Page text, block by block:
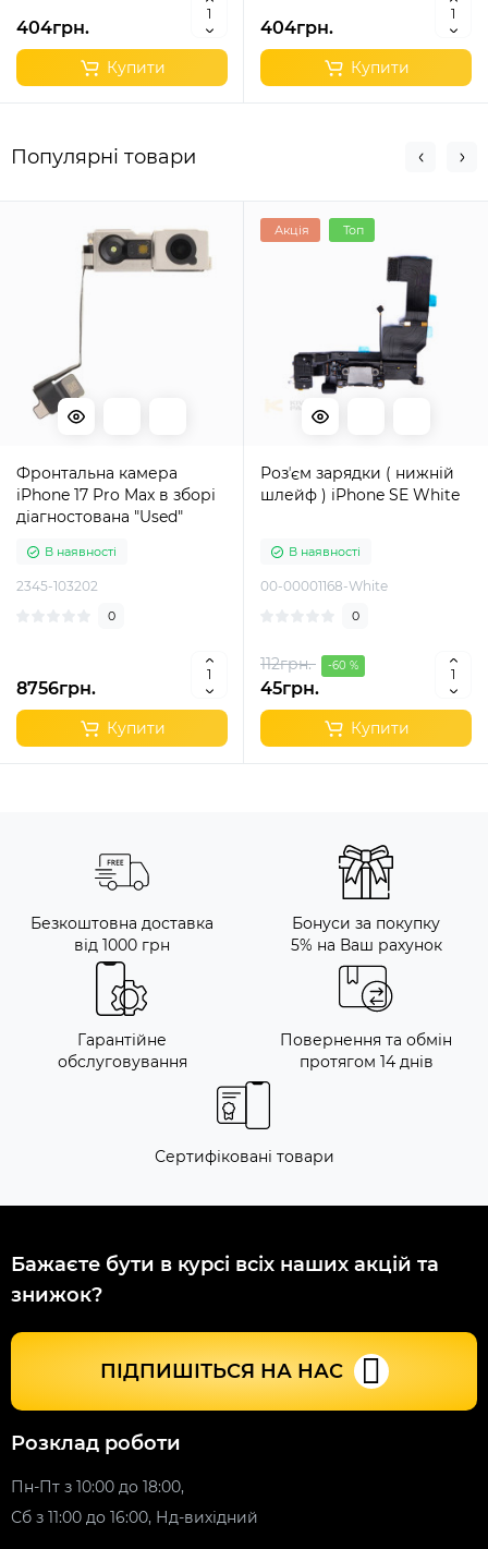
404грн.
Купити
404грн.
Купити
Популярні товари
Фронтальна камера
iPhone 17 Pro Max в зборі
діагностована "Used"
В наявності
2345-103202
0
8756грн.
Купити
Акція Топ
Розʼєм зарядки ( нижній
шлейф ) iPhone SE White
В наявності
00-00001168-White
0
112грн. -60 %
45грн.
Купити
Безкоштовна доставка
від 1000 грн
Бонуси за покупку
5% на Ваш рахунок
Гарантійне
обслуговування
Повернення та обмін
протягом 14 днів
Сертифіковані товари
Бажаєте бути в курсі всіх наших акцій та
знижок?
ПІДПИШІТЬСЯ НА НАС
Розклад роботи
Пн-Пт з 10:00 до 18:00,
Сб з 11:00 до 16:00, Нд-вихідний